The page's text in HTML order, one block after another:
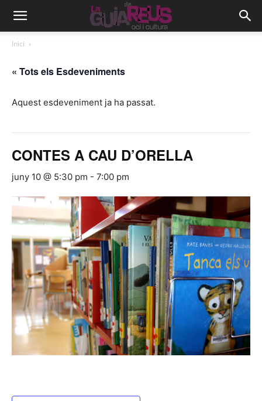
Inici
« Tots els Esdeveniments
Aquest esdeveniment ja ha passat.
CONTES A CAU D’ORELLA
juny 10 @ 5:30 pm - 7:00 pm